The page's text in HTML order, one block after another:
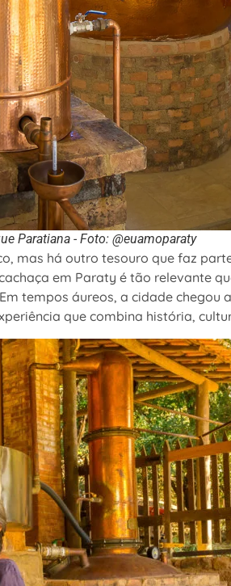
Paratiana - Foto: @euamoparaty
mas há outro tesouro que faz
em Paraty é tão relevante
tempos áureos, a cidade
que combina história,